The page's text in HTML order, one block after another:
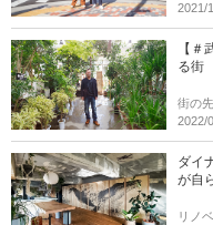
2021/
【
る街
街の
2022/
ダイ
が自
リノ